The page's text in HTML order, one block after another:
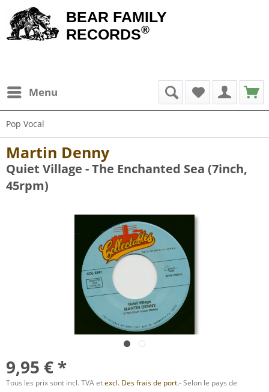
BEAR FAMILY
RECORDS®
Menu
Pop Vocal
Martin Denny
Quiet Village - The Enchanted Sea (7inch,
45rpm)
9,95 € *
Tous les prix sont incl. TVA etexcl. Des frais de port.- Selon le pays de